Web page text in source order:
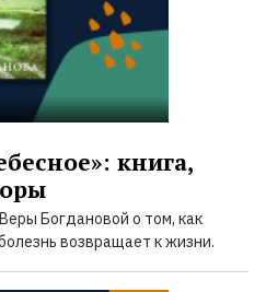
книга,
Богдановой о том, как
возвращает к жизни.